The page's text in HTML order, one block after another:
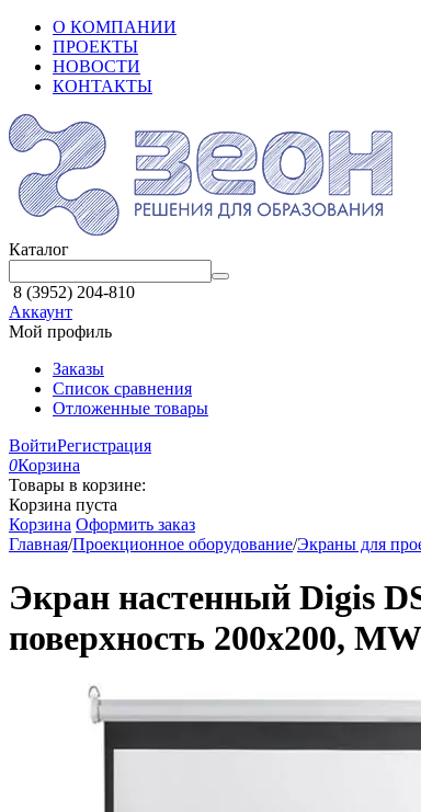
О КОМПАНИИ
ПРОЕКТЫ
НОВОСТИ
КОНТАКТЫ
Каталог
8 (3952) 204-810
Аккаунт
Мой профиль
Заказы
Список сравнения
Отложенные товары
ВойтиРегистрация
0Корзина
Товары в корзине:
Корзина пуста
Корзина Оформить заказ
Главная/Проекционное оборудование/Экраны для
Экран настенный Digis
поверхность 200x200, MW